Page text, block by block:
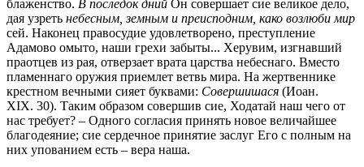
блаженство. В последок дний Он совершает сие великое дело,
дая узреть небесным, земным и преисподним, како возлюби мир
сей. Наконец правосудие удовлетворено, преступление
Адамово омыто, наши грехи забыты... Херувим, изгнавший
праотцев из рая, отверзает врата царства небеснаго. Вместо
пламеннаго оружия приемлет ветвь мира. На жертвеннике
крестном вечными сияет буквами: Совершишася (Иоан.
XIX. 30). Таким образом совершив сие, Ходатай наш чего от
нас требует? – Одного согласия принять новое величайшее
благодеяние; сие сердечное принятие заслуг Его с полным на
них упованием есть – вера наша.